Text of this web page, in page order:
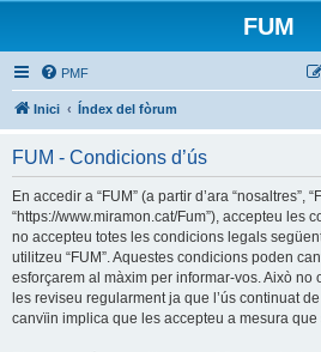
FUM
PMF
Inici Índex del fòrum
FUM - Condicions d’ús
En accedir a “FUM” (a partir d’ara “nosaltres”,
“https://www.miramon.cat/Fum”), accepteu les
no accepteu totes les condicions legals
utilitzeu “FUM”. Aquestes condicions poden
esforçarem al màxim per informar-vos. Això no
les reviseu regularment ja que l’ús continuat
canvïin implica que les accepteu a mesura que